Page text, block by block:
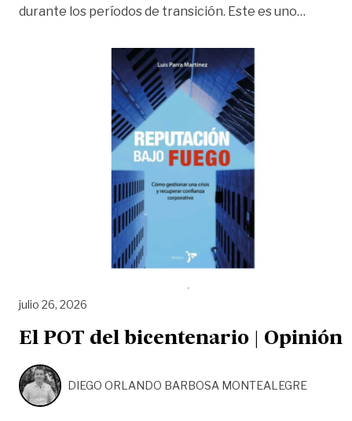
durante los períodos de transición. Este es uno…
julio 26, 2026
El POT del bicentenario | Opinión
DIEGO ORLANDO BARBOSA MONTEALEGRE